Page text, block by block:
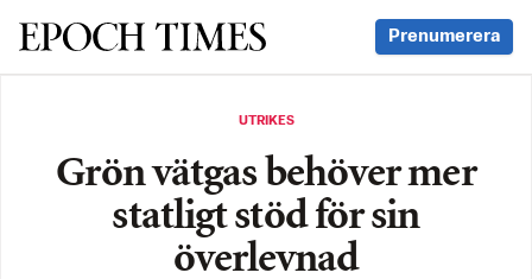
Svenska Epoch Times Prenumerera
UTRIKES
Grön vätgas behöver mer
statligt stöd för sin
överlevnad